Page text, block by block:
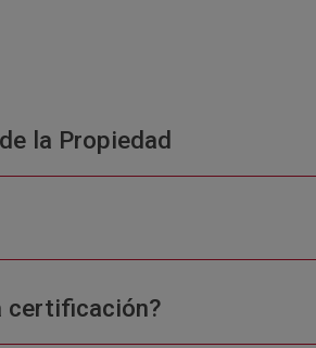
la Propiedad
certificación?